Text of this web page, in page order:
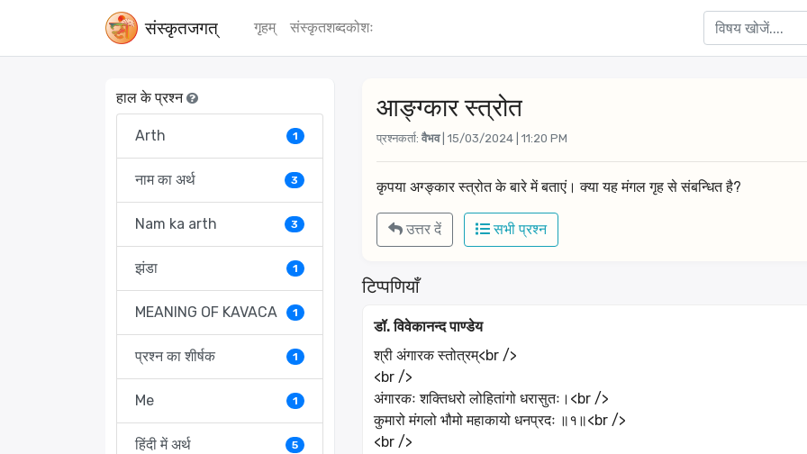
संस्‍कृतजगत् गृहम् संस्‍कृतशब्‍दकोशः
हाल के प्रश्न
Arth 1
नाम का अर्थ 3
Nam ka arth 3
झंडा 1
MEANING OF KAVACA 1
प्रश्न का शीर्षक 1
Me 1
हिंदी में अर्थ 5
आङ्ग्कार स्त्रोत
प्रश्नकर्ता: वैभव| 15/03/2024 | 11:20 PM
कृपया अग्ङ्कार स्त्रोत के बारे में बताएं। क्या यह मंगल गृह से संबन्धित है?
उत्तर दें सभी प्रश्न
टिप्पणियाँ
डॉ. विवेकानन्द पाण्डेय
श्री अंगारक स्तोत्रम्<br />
<br />
अंगारकः शक्तिधरो लोहितांगो धरासुतः।<br />
कुमारो मंगलो भौमो महाकायो धनप्रदः ॥१॥<br />
<br />